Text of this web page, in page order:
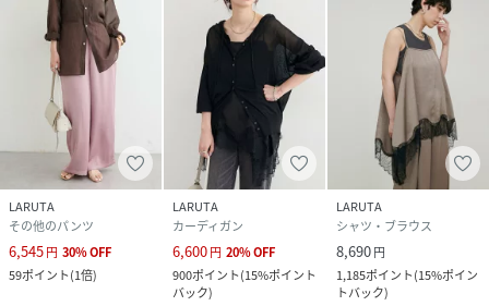
品番
SC8561_3061040830
3061040830-2B-11 SC8561
LARUTA
その他のパンツ
6,545円 30%OFF
59ポイント(1倍)
LARUTA
カーディガン
6,600円 20%OFF
900ポイント(15%ポイント
バック)
LARUTA
シャツ・ブラウス
8,690円
1,185ポイント(15%ポイン
トバック)